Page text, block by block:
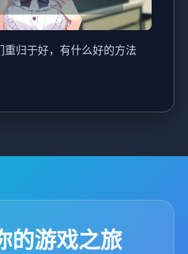
重归于好，有什么好的方法
的游戏之旅